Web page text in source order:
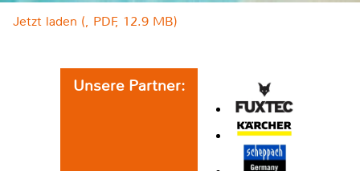
Jetzt laden (, PDF, 12.9 MB)
Unsere Partner: